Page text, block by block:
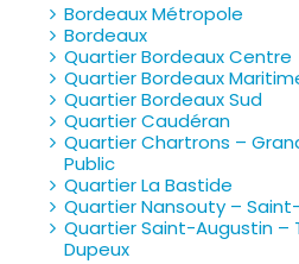
Bordeaux Métropole
Bordeaux
Quartier Bordeaux Centre
Quartier Bordeaux
Quartier Bordeaux Sud
Quartier Caudéran
Quartier Chartrons –
Public
Quartier La Bastide
Quartier Nansouty –
Quartier Saint-Augustin –
Dupeux